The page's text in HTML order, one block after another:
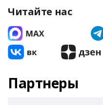
Читайте нас
Партнеры